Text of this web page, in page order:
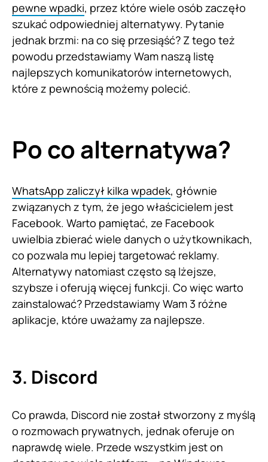
pewne wpadki, przez które wiele osób zaczęło
szukać odpowiedniej alternatywy. Pytanie
jednak brzmi: na co się przesiąść? Z tego też
powodu przedstawiamy Wam naszą listę
najlepszych komunikatorów internetowych,
które z pewnością możemy polecić.
Po co alternatywa?
WhatsApp zaliczył kilka wpadek, głównie
związanych z tym, że jego właścicielem jest
Facebook. Warto pamiętać, ze Facebook
uwielbia zbierać wiele danych o użytkownikach,
co pozwala mu lepiej targetować reklamy.
Alternatywy natomiast często są lżejsze,
szybsze i oferują więcej funkcji. Co więc warto
zainstalować? Przedstawiamy Wam 3 różne
aplikacje, które uważamy za najlepsze.
3. Discord
Co prawda, Discord nie został stworzony z myślą
o rozmowach prywatnych, jednak oferuje on
naprawdę wiele. Przede wszystkim jest on